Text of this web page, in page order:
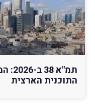
התוכנית הארצית